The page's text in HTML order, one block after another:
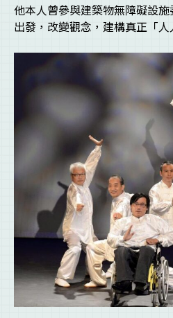
他本人曾參與建築物無障礙設
出發，改變觀念，建構真正「